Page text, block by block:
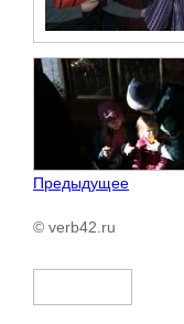
Предыдущее
© verb42.ru